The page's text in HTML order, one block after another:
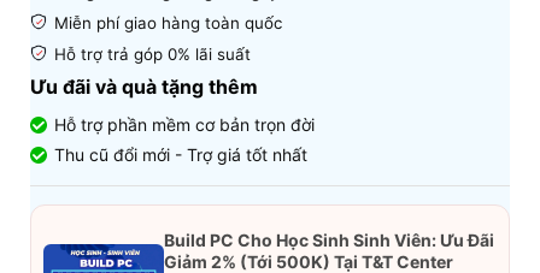
Miễn phí giao hàng toàn quốc
Hỗ trợ trả góp 0% lãi suất
Ưu đãi và quà tặng thêm
Hỗ trợ phần mềm cơ bản trọn đời
Thu cũ đổi mới - Trợ giá tốt nhất
Build PC Cho Học Sinh Sinh Viên: Ưu Đãi
Giảm 2% (Tới 500K) Tại T&T Center